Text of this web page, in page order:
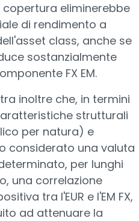
eliminerebbe
di rendimento a
class, anche se
sostanzialmente
FX EM.
inoltre che, in termini
strutturali
per natura) e
considerato una valuta
per lunghi
una correlazione
tra l'EUR e l'EM FX,
ad attenuare la